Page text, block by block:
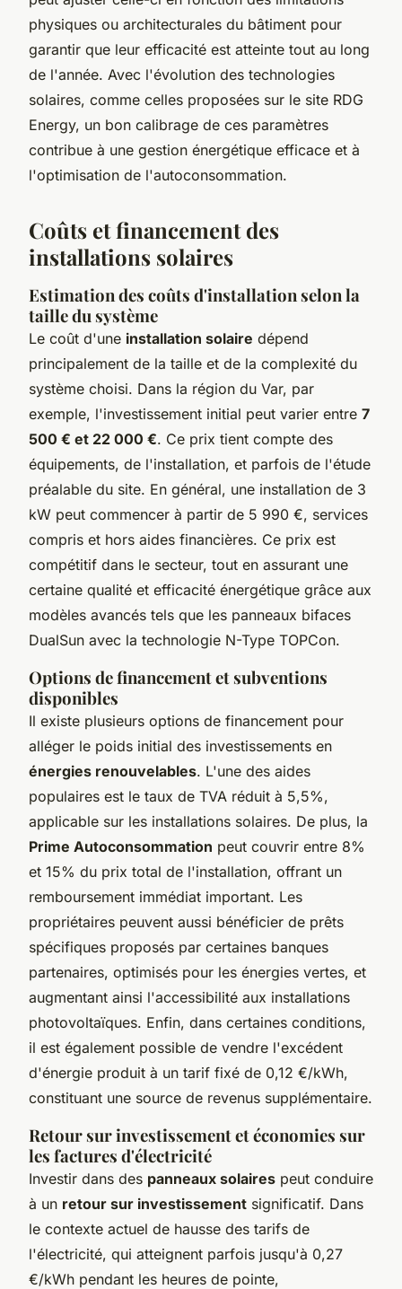
physiques ou architecturales du bâtiment pour
garantir que leur efficacité est atteinte tout au long
de l'année. Avec l'évolution des technologies
solaires, comme celles proposées sur le site RDG
Energy, un bon calibrage de ces paramètres
contribue à une gestion énergétique efficace et à
l'optimisation de l'autoconsommation.
Coûts et financement des
installations solaires
Estimation des coûts d'installation selon la
taille du système
Le coût d'une installation solaire dépend
principalement de la taille et de la complexité du
système choisi. Dans la région du Var, par
exemple, l'investissement initial peut varier entre 7
500 € et 22 000 €. Ce prix tient compte des
équipements, de l'installation, et parfois de l'étude
préalable du site. En général, une installation de 3
kW peut commencer à partir de 5 990 €, services
compris et hors aides financières. Ce prix est
compétitif dans le secteur, tout en assurant une
certaine qualité et efficacité énergétique grâce aux
modèles avancés tels que les panneaux bifaces
DualSun avec la technologie N-Type TOPCon.
Options de financement et subventions
disponibles
Il existe plusieurs options de financement pour
alléger le poids initial des investissements en
énergies renouvelables. L'une des aides
populaires est le taux de TVA réduit à 5,5%,
applicable sur les installations solaires. De plus, la
Prime Autoconsommation peut couvrir entre 8%
et 15% du prix total de l'installation, offrant un
remboursement immédiat important. Les
propriétaires peuvent aussi bénéficier de prêts
spécifiques proposés par certaines banques
partenaires, optimisés pour les énergies vertes, et
augmentant ainsi l'accessibilité aux installations
photovoltaïques. Enfin, dans certaines conditions,
il est également possible de vendre l'excédent
d'énergie produit à un tarif fixé de 0,12 €/kWh,
constituant une source de revenus supplémentaire.
Retour sur investissement et économies sur
les factures d'électricité
Investir dans des panneaux solaires peut conduire
à un retour sur investissement significatif. Dans
le contexte actuel de hausse des tarifs de
l'électricité, qui atteignent parfois jusqu'à 0,27
€/kWh pendant les heures de pointe,